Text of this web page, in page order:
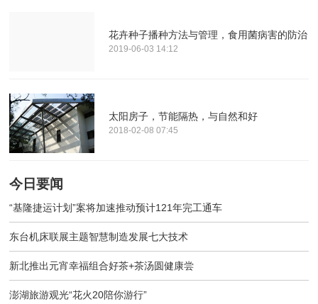
花卉种子播种方法与管理，食用菌病害的防治
2019-06-03 14:12
太阳房子，节能隔热，与自然和好
2018-02-08 07:45
今日要闻
“基隆捷运计划”案将加速推动预计121年完工通车
东台机床联展主题智慧制造发展七大技术
新北推出元宵幸福组合好茶+茶汤圆健康尝
澎湖旅游观光“花火20陪你游行”